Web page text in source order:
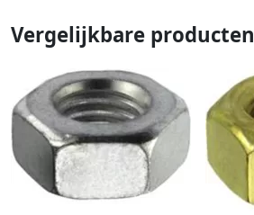
Vergelijkbare producten